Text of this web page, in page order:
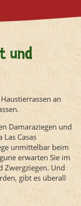
und
an
Damaraziegen und
Casas
unmittelbar beim
erwarten Sie im
Zwergziegen. Und
gibt es überall